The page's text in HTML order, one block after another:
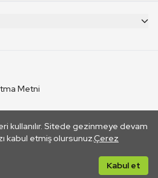
kullanılır. Sitede gezinmeye devam
kabul etmiş olursunuz.Çerez
Kabul et
Metni
TRT. Bağlantı yoluyla gidilen dış